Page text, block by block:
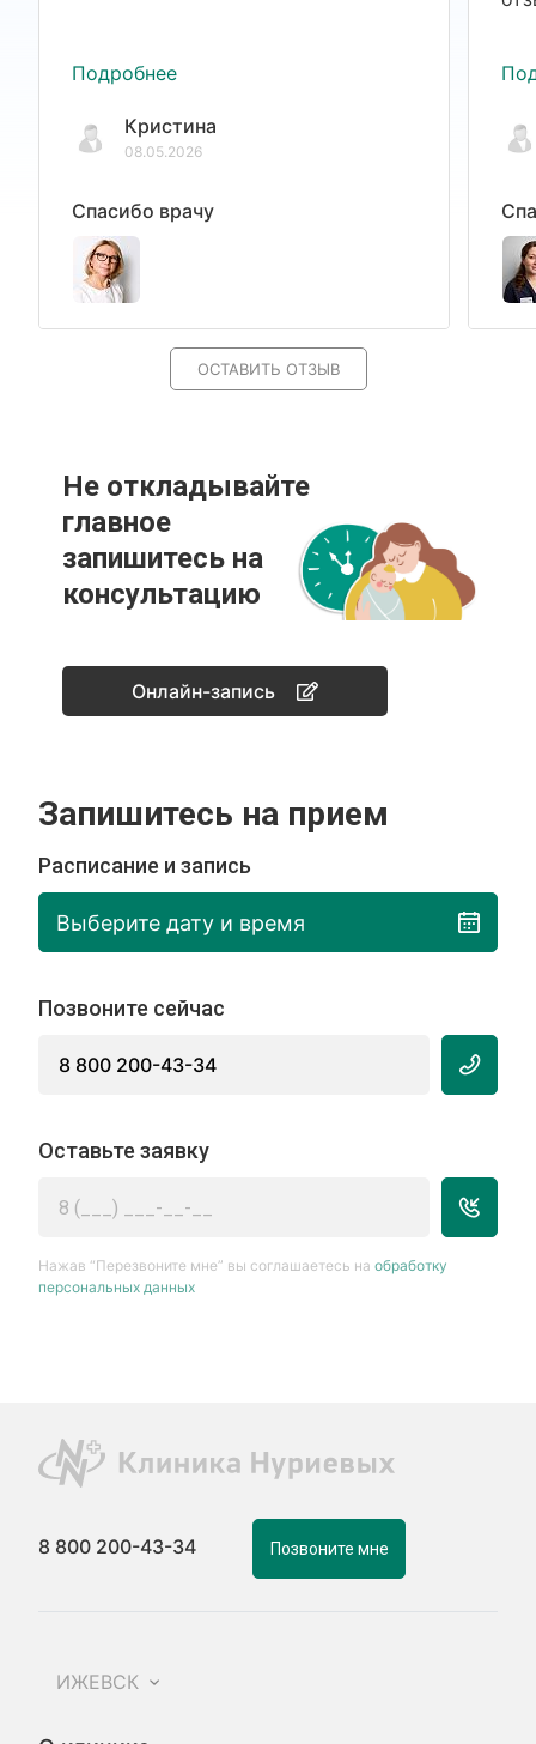
Подробнее
Кристина
08.05.2026
Спасибо врачу
ОСТАВИТЬ ОТЗЫВ
Не откладывайте
главное
запишитесь на
консультацию
Онлайн-запись
Запишитесь на прием
Расписание и запись
Выберите дату и время
Позвоните сейчас
8 800 200-43-34
Оставьте заявку
Нажав “Перезвоните мне” вы соглашаетесь наобработку
персональных данных
8 800 200-43-34 Позвоните мне
ИЖЕВСК